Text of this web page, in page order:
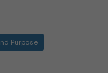
Purpose